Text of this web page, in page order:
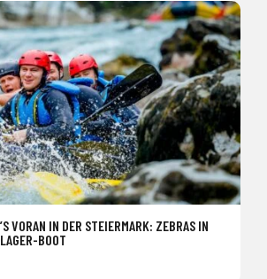
VORAN IN DER STEIERMARK: ZEBRAS IN
BOOT